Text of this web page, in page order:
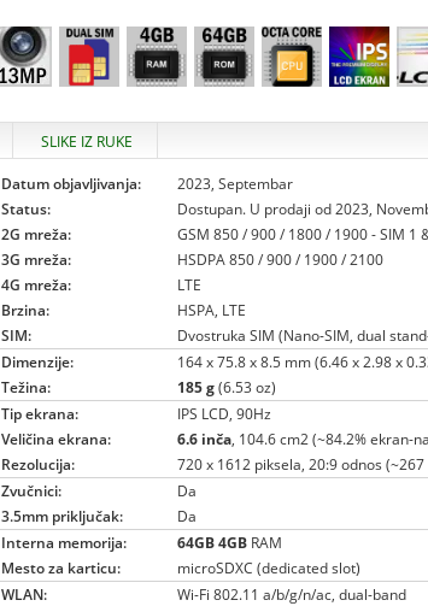
SLIKE IZ RUKE
Datum objavljivanja:
2023, Septembar
Status:
Dostupan. U prodaji od 2023,
2G mreža:
GSM 850 / 900 / 1800 / 1900 - SIM 1
3G mreža:
HSDPA 850 / 900 / 1900 / 2100
4G mreža:
LTE
Brzina:
HSPA, LTE
SIM:
Dvostruka SIM (Nano-SIM, dual
Dimenzije:
164 x 75.8 x 8.5 mm (6.46 x 2.98 x
Težina:
185 g(6.53 oz)
Tip ekrana:
IPS LCD, 90Hz
Veličina ekrana:
6.6 inča, 104.6 cm2 (~84.2% ekran-
Rezolucija:
720 x 1612 piksela, 20:9 odnos
Zvučnici:
Da
3.5mm priključak:
Da
Interna memorija: 64GB4GB RAM
Mesto za karticu:
microSDXC (dedicated slot)
WLAN:
Wi-Fi 802.11 a/b/g/n/ac, dual-band